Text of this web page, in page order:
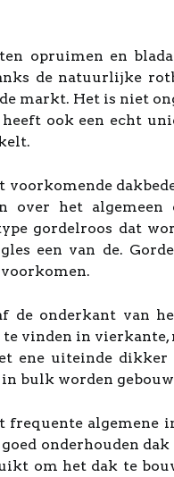
opruimen en
de natuurlijke
markt. Het is niet
ook een echt
voorkomende
over het
gordelroos dat
een van de.
de onderkant van
vinden in
ene uiteinde
bulk worden
frequente algemene
onderhouden
om het dak te